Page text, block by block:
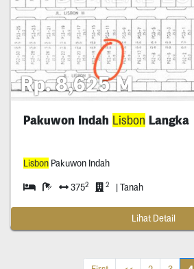
Rp. 8,625 M
Pakuwon Indah Lisbon Langka
LisbonPakuwon Indah
3752 2 | Tanah
Lihat Detail